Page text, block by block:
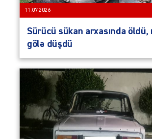
11.07.2026
Sürücü sükan arxasında öldü,
gölə düşdü